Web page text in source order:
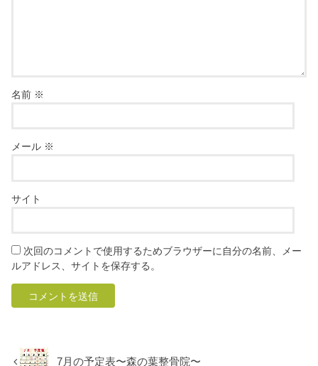
名前 ※
メール ※
サイト
次回のコメントで使用するためブラウザーに自分の名前、メー
ルアドレス、サイトを保存する。
7月の予定表〜森の葉整骨院〜